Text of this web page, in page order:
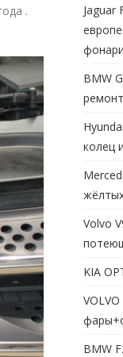
.
фонари
BMW
колец
Volvo
KIA
BMW